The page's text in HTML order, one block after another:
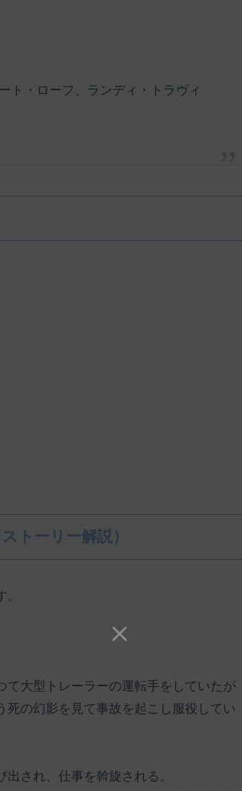
ト・ローフ、ランディ・トラヴィ
トーリー解説）
て大型トレーラーの運転手をしていたが
の幻影を見て事故を起こし服役してい
され、仕事を斡旋される。